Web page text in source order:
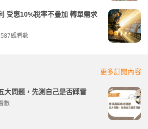
受惠10%稅率不疊加 轉單需求
觀看數
更多訂閱內容
大問題，先測自己是否踩雷
數